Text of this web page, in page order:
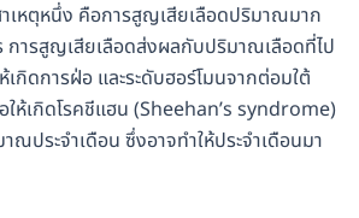
เหตุหนึ่ง คือการสูญเสียเลือดปริมาณมาก
การสูญเสียเลือดส่งผลกับปริมาณเลือดที่ไป
เกิดการฝ่อ และระดับฮอร์โมนจากต่อมใต้
ห้เกิดโรคชีแฮน (Sheehan’s syndrome)
ประจำเดือน ซึ่งอาจทำให้ประจำเดือนมา